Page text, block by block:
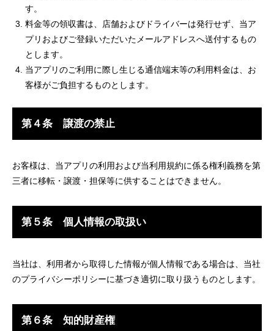
す。
料金等の領収書は、店舗およびドライバーは発行せず、当ア
プリおよびご登録いただいたメールアドレスへ送付するもの
とします。
当アプリのご利用に際し生じる通信端末等の利用料金は、お
客様がご負担するものとします。
第４条 譲渡の禁止
お客様は、当アプリの利用および当利用規約に係る権利義務を第
三者に移転・譲渡・担保等に供することはできません。
第５条 個人情報の取扱い
当社は、利用者から取得した情報が個人情報である場合は、当社
のプライバシーポリシーに基づき適切に取り扱うものとします。
第６条 知的財産権